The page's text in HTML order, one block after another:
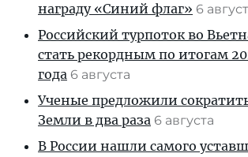
награду «Синий флаг» 6
Российский турпоток во
стать рекордным по итогам
года 6 августа
Ученые предложили
Земли в два раза 6 августа
В России нашли самого